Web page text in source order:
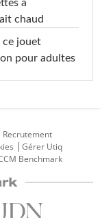
à
chaud
ce jouet
pour adultes
Recrutement
Gérer Utiq
Benchmark